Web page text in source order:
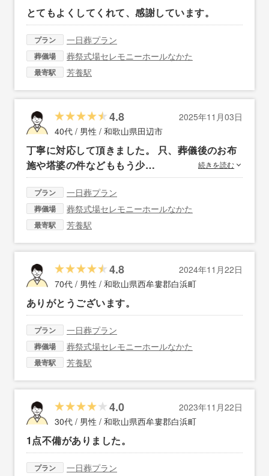
とてもよくしてくれて、感謝しています。
プラン 一日葬プラン
葬儀場 葬祭式場セレモニーホールなかた
最寄駅 芳養駅
4.8
2025年11月03日
40代 / 男性 / 和歌山県田辺市
丁寧に対応して頂きました。 只、葬儀後のお布
施や塔婆の件などももう少…
続きを読む
プラン 一日葬プラン
葬儀場 葬祭式場セレモニーホールなかた
最寄駅 芳養駅
4.8
2024年11月22日
70代 / 男性 / 和歌山県西牟婁郡白浜町
ありがとうございます。
プラン 一日葬プラン
葬儀場 葬祭式場セレモニーホールなかた
最寄駅 芳養駅
4.0
2023年11月22日
30代 / 男性 / 和歌山県西牟婁郡白浜町
1点不備がありました。
プラン 一日葬プラン